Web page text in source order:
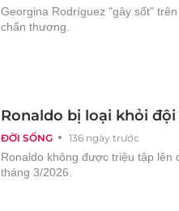
Georgina Rodríguez "gây sốt"
chấn thương.
ĐỜI SỐNG 136 ngày trước
Ronaldo bị loại khỏi
Ronaldo không được triệu tập
tháng 3/2026.